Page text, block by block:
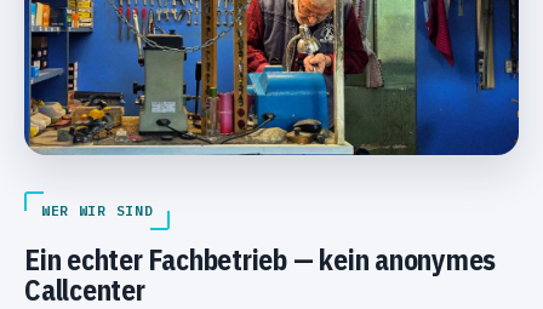
WER WIR SIND
Ein echter Fachbetrieb — kein anonymes
Callcenter